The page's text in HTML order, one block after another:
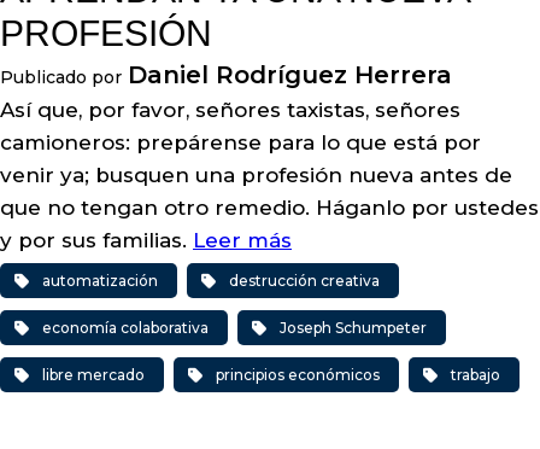
PROFESIÓN
Publicado por Daniel Rodríguez Herrera
Así que, por favor, señores taxistas, señores
camioneros: prepárense para lo que está por
venir ya; busquen una profesión nueva antes de
que no tengan otro remedio. Háganlo por ustedes
y por sus familias. Leer más
automatización destrucción creativa
economía colaborativa Joseph Schumpeter
libre mercado principios económicos trabajo